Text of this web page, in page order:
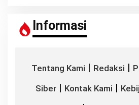
Informasi
Tentang Kami | Redaksi |
Siber | Kontak Kami |